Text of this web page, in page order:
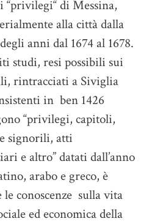
“privilegi“ di Messina,
alla città dalla
anni dal 1674 al 1678.
studi, resi possibili sui
rintracciati a Siviglia
in ben 1426
“privilegi, capitoli,
signorili, atti
e altro” datati dall’anno
arabo e greco, è
conoscenze sulla vita
ed economica della